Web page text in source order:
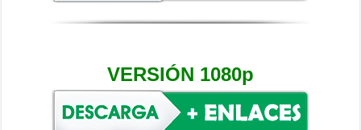
VERSIÓN 1080p